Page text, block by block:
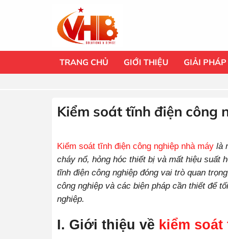
TRANG CHỦ
GIỚI THIỆU GIẢI PHÁP
Kiểm soát tĩnh điện công
Kiểm soát tĩnh điện công nghiệp nhà máy là
cháy nổ, hỏng hóc thiết bị và mất hiệu suất
tĩnh điện công nghiệp đóng vai trò quan
công nghiệp và các biện pháp cần thiết để
nghiệp.
I. Giới thiệu về kiểm